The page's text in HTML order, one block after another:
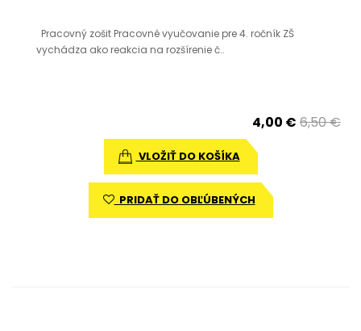
Pracovný zošit Pracovné vyučovanie pre 4. ročník ZŠ
vychádza ako reakcia na rozšírenie č..
4,00 € 6,50 €
VLOŽIŤ DO KOŠÍKA
PRIDAŤ DO OBĽÚBENÝCH